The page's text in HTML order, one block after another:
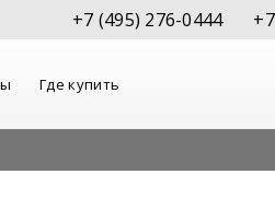
+7 (495) 276-0444
Где купить